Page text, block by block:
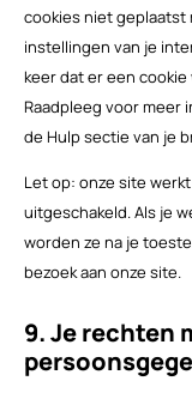
cookies niet geplaatst
instellingen van je
keer dat er een
Raadpleeg voor meer
de Hulp sectie van je
Let op: onze site
uitgeschakeld. Als je
worden ze na je
bezoek aan onze site.
9. Je rechten